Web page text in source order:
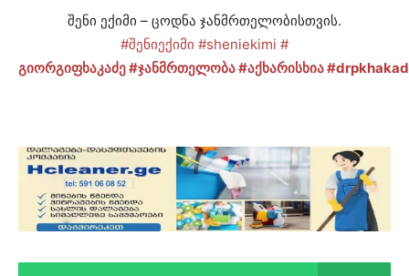
შენი ექიმი – ცოდნა ჯანმრთელობისთვის.
#შენიექიმი #sheniekimi #
გიორგიფხაკაძე#ჯანმრთელობა#აქხარისხია